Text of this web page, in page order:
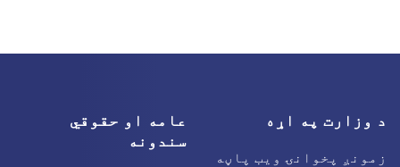
د وزارت په اړه
زمونږ پخوانۍ ویب پاڼه
عامه او حقوقي
سندونه